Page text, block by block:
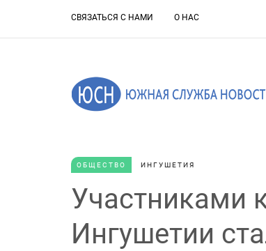
СВЯЗАТЬСЯ С НАМИ О НАС
ОБЩЕСТВО ИНГУШЕТИЯ
Участниками
Ингушетии